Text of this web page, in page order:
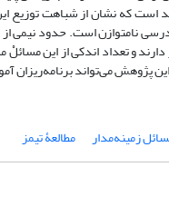
تیمز به ترتیب حدود 84 و 16درصد
نامتوازن است. حدود نیمی از
و تعداد اندکی از این
این پژوهش می‌تواند
زمینه‌مدار مطالعۀ تیمز